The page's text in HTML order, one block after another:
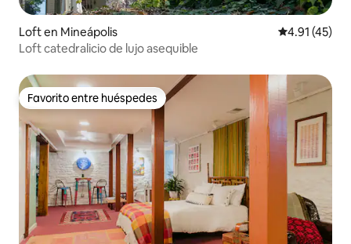
Loft en Mineápolis Calificación
4.91 (45)
Loft catedralicio de lujo asequible
Favorito entre huéspedes
Favorito entre huéspedes